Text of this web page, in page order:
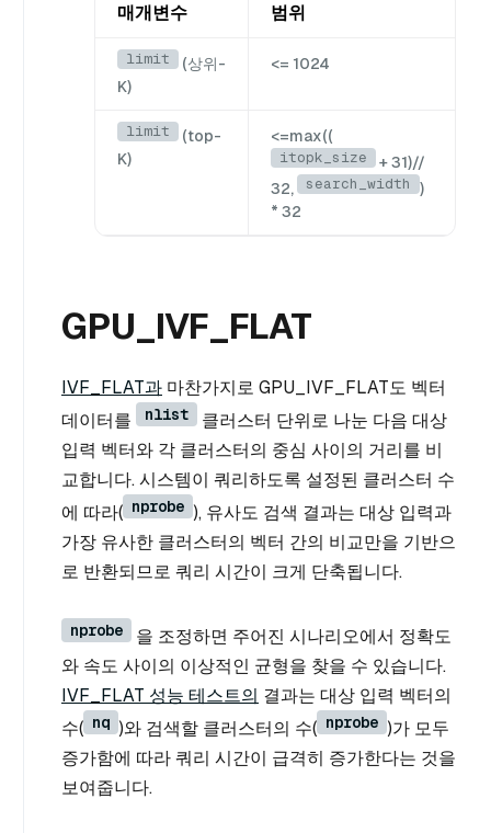
매개변수 범위
limit
(상위-
K)
<= 1024
limit
(top-
K)
<=max((
itopk_size
+ 31)//
32,
search_width )
* 32
GPU_IVF_FLAT
IVF_FLAT과 마찬가지로 GPU_IVF_FLAT도 벡터
데이터를
nlist
클러스터 단위로 나눈 다음 대상
입력 벡터와 각 클러스터의 중심 사이의 거리를 비
교합니다. 시스템이 쿼리하도록 설정된 클러스터 수
에 따라( nprobe ), 유사도 검색 결과는 대상 입력과
가장 유사한 클러스터의 벡터 간의 비교만을 기반으
로 반환되므로 쿼리 시간이 크게 단축됩니다.
nprobe
을 조정하면 주어진 시나리오에서 정확도
와 속도 사이의 이상적인 균형을 찾을 수 있습니다.
IVF_FLAT 성능 테스트의 결과는 대상 입력 벡터의
수( nq )와 검색할 클러스터의 수( nprobe )가 모두
증가함에 따라 쿼리 시간이 급격히 증가한다는 것을
보여줍니다.